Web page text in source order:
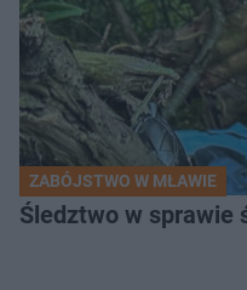
ZABÓJSTWO W MŁAWIE
Śledztwo w sprawie